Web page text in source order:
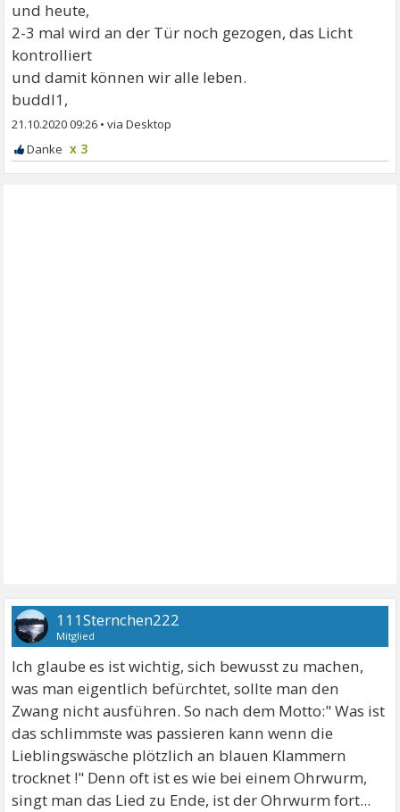
und heute,
2-3 mal wird an der Tür noch gezogen, das Licht
kontrolliert
und damit können wir alle leben.
buddl1,
21.10.2020 09:26 •
x 3
111Sternchen222
Mitglied
Ich glaube es ist wichtig, sich bewusst zu machen,
was man eigentlich befürchtet, sollte man den
Zwang nicht ausführen. So nach dem Motto:" Was ist
das schlimmste was passieren kann wenn die
Lieblingswäsche plötzlich an blauen Klammern
trocknet !" Denn oft ist es wie bei einem Ohrwurm,
singt man das Lied zu Ende, ist der Ohrwurm fort...